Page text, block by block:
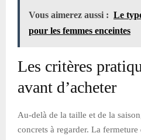
Vous aimerez aussi : Le
pour les femmes enceintes
Les critères
avant d’acheter
Au-delà de la taille et de la
concrets à regarder. La